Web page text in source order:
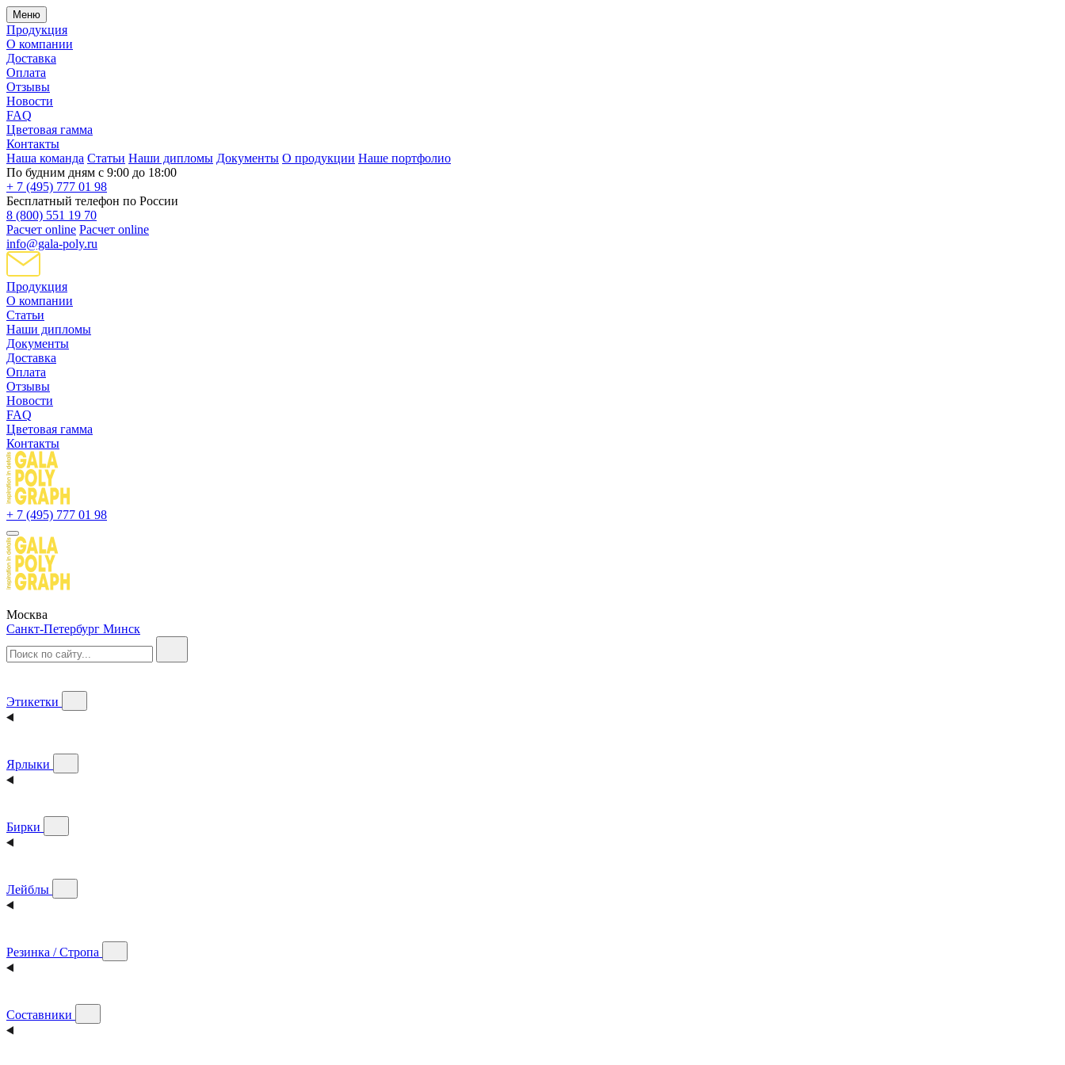
Меню
Продукция
О компании
Доставка
Оплата
Отзывы
Новости
FAQ
Цветовая гамма
Контакты
Наша команда Статьи Наши дипломы Документы О продукции Наше портфолио
По будним дням с 9:00 до 18:00
+ 7 (495) 777 01 98
Бесплатный телефон по России
8 (800) 551 19 70
Расчет online Расчет online
info@gala-poly.ru
Продукция
О компании
Статьи
Наши дипломы
Документы
Доставка
Оплата
Отзывы
Новости
FAQ
Цветовая гамма
Контакты
+ 7 (495) 777 01 98
Москва
Санкт-Петербург Минск
Этикетки
Ярлыки
Бирки
Лейблы
Резинка / Стропа
Составники